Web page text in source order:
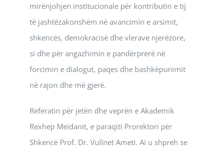
mirënjohjen institucionale për kontributin e tij
të jashtëzakonshëm në avancimin e arsimit,
shkencës, demokracisë dhe vlerave njerëzore,
si dhe për angazhimin e pandërprerë në
forcimin e dialogut, paqes dhe bashkëpunimit
në rajon dhe më gjerë.
Referatin për jetën dhe veprën e Akademik
Rexhep Meidanit, e paraqiti Prorektori për
Shkencë Prof. Dr. Vullnet Ameti. Ai u shpreh se